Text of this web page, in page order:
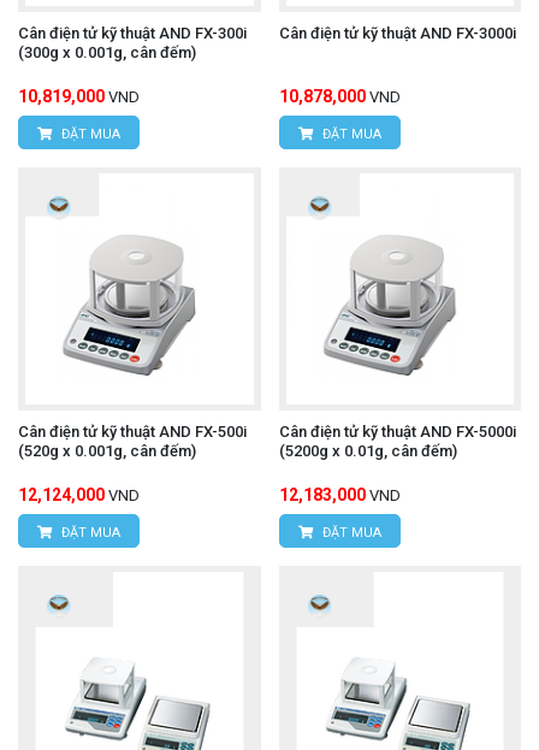
Cân điện tử kỹ thuật AND FX-300i
(300g x 0.001g, cân đếm)
10,819,000 VND
ĐẶT MUA
Cân điện tử kỹ thuật AND FX-3000i
10,878,000 VND
ĐẶT MUA
Cân điện tử kỹ thuật AND FX-500i
(520g x 0.001g, cân đếm)
12,124,000 VND
ĐẶT MUA
Cân điện tử kỹ thuật AND FX-5000i
(5200g x 0.01g, cân đếm)
12,183,000 VND
ĐẶT MUA